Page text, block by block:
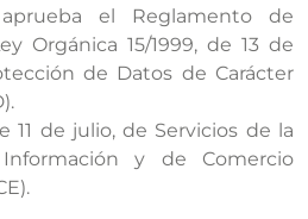
el Reglamento de
Orgánica 15/1999, de 13 de
de Datos de Carácter
11 de julio, de Servicios de la
y de Comercio